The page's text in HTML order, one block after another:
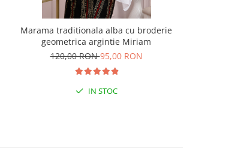
Marama traditionala alba cu broderie
geometrica argintie Miriam
120,00 RON95,00 RON
IN STOC